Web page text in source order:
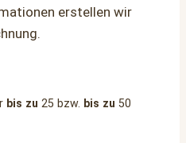
erstellen wir
bis zu 25 bzw. bis zu 50